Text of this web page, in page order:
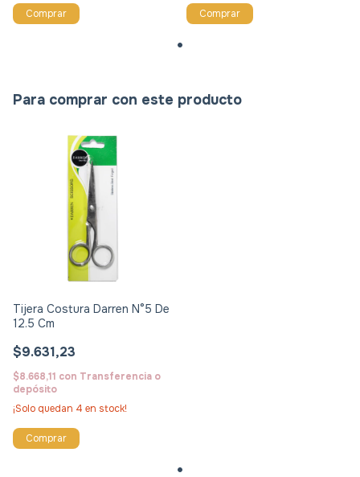
Comprar Comprar
Para comprar con este producto
Tijera Costura Darren N°5 De
12.5 Cm
$9.631,23
$8.668,11 con Transferencia o
depósito
¡Solo quedan 4 en stock!
Comprar